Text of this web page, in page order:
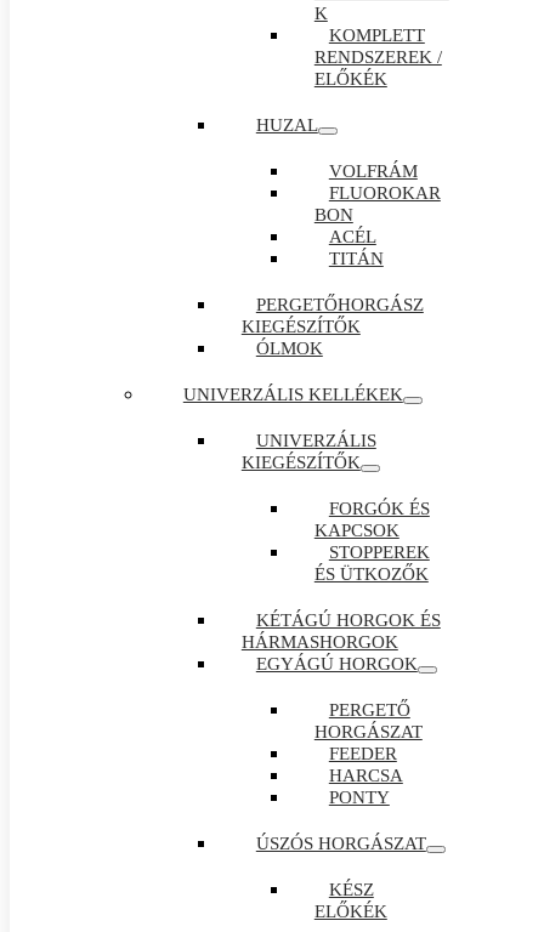
K
KOMPLETT
RENDSZEREK /
ELŐKÉK
HUZAL
VOLFRÁM
FLUOROKAR
BON
ACÉL
TITÁN
PERGETŐHORGÁSZ
KIEGÉSZÍTŐK
ÓLMOK
UNIVERZÁLIS KELLÉKEK
UNIVERZÁLIS
KIEGÉSZÍTŐK
FORGÓK ÉS
KAPCSOK
STOPPEREK
ÉS ÜTKOZŐK
KÉTÁGÚ HORGOK ÉS
HÁRMASHORGOK
EGYÁGÚ HORGOK
PERGETŐ
HORGÁSZAT
FEEDER
HARCSA
PONTY
ÚSZÓS HORGÁSZAT
KÉSZ
ELŐKÉK